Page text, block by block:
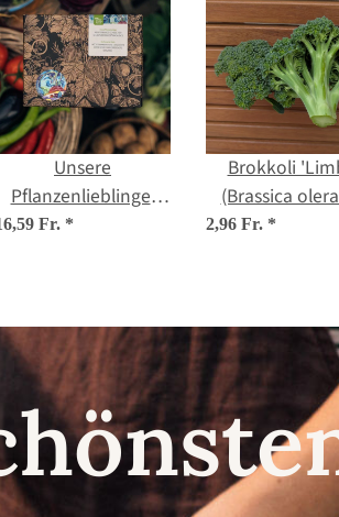
Unsere
Pflanzenlieblinge:
Mediterranes
Geschenkset
Fr. *
Brokkoli
(Brassica
var. italica)
2,96 Fr. *